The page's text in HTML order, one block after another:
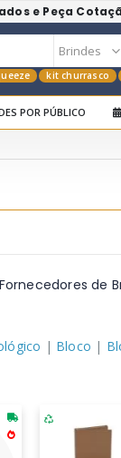
e Peça
kit churrasco
POR PÚBLICO
de
| Bloco |